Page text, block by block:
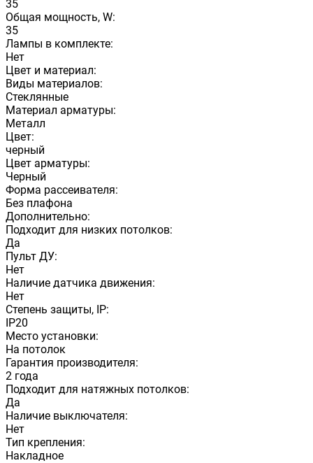
35
Общая мощность, W:
35
Лампы в комплекте:
Нет
Цвет и материал:
Виды материалов:
Стеклянные
Материал арматуры:
Металл
Цвет:
черный
Цвет арматуры:
Черный
Форма рассеивателя:
Без плафона
Дополнительно:
Подходит для низких потолков:
Да
Пульт ДУ:
Нет
Наличие датчика движения:
Нет
Степень защиты, IP:
IP20
Место установки:
На потолок
Гарантия производителя:
2 года
Подходит для натяжных потолков:
Да
Наличие выключателя:
Нет
Тип крепления:
Накладное